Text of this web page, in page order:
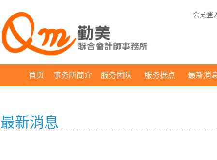
会员登
首页 事务所简介 服务团队 服务据点 最新消
最新消息